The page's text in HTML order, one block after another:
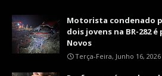
Motorista condenado
dois jovens na BR-282
Novos
Terça-Feira, Junho 16, 2026